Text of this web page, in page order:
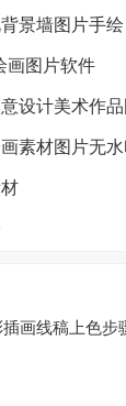
景墙图片手绘
画图片软件
设计美术作
素材图片无
画线稿上色步